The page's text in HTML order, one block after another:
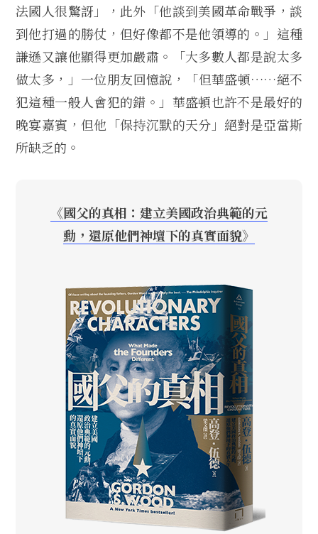
法國人很驚訝」，此外「他談到美國革命戰爭，談
到他打過的勝仗，但好像都不是他領導的。」這種
謙遜又讓他顯得更加嚴肅。「大多數人都是說太多
做太多，」一位朋友回憶說，「但華盛頓……絕不
犯這種一般人會犯的錯。」華盛頓也許不是最好的
晚宴嘉賓，但他「保持沉默的天分」絕對是亞當斯
所缺乏的。
《國父的真相：建立美國政治典範的元
勳，還原他們神壇下的真實面貌》